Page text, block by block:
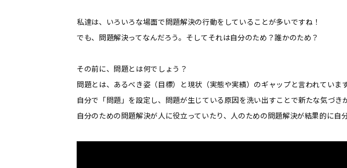
私達は、いろいろな場面で問題解決の行動をしていることが多いですね！
でも、問題解決ってなんだろう。そしてそれは自分のため？誰かのため？
その前に、問題とは何でしょう？
問題とは、あるべき姿（目標）と現状（実態や実績）のギャップと言われています
自分で「問題」を設定し、問題が生じている原因を洗い出すことで新たな気づき
自分のための問題解決が人に役立っていたり、人のための問題解決が結果的に自